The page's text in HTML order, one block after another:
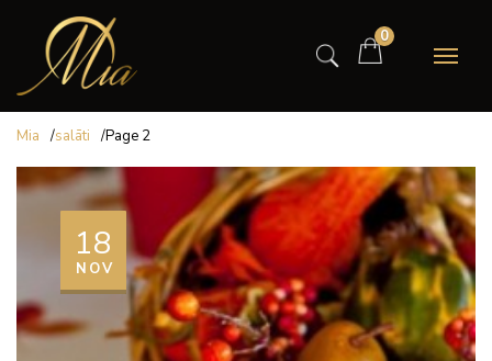
0
Mia /salāti /Page 2
18
NOV